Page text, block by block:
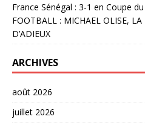
France Sénégal : 3-1 en Coupe
FOOTBALL : MICHAEL OLISE, LA
D’ADIEUX
ARCHIVES
août 2026
juillet 2026